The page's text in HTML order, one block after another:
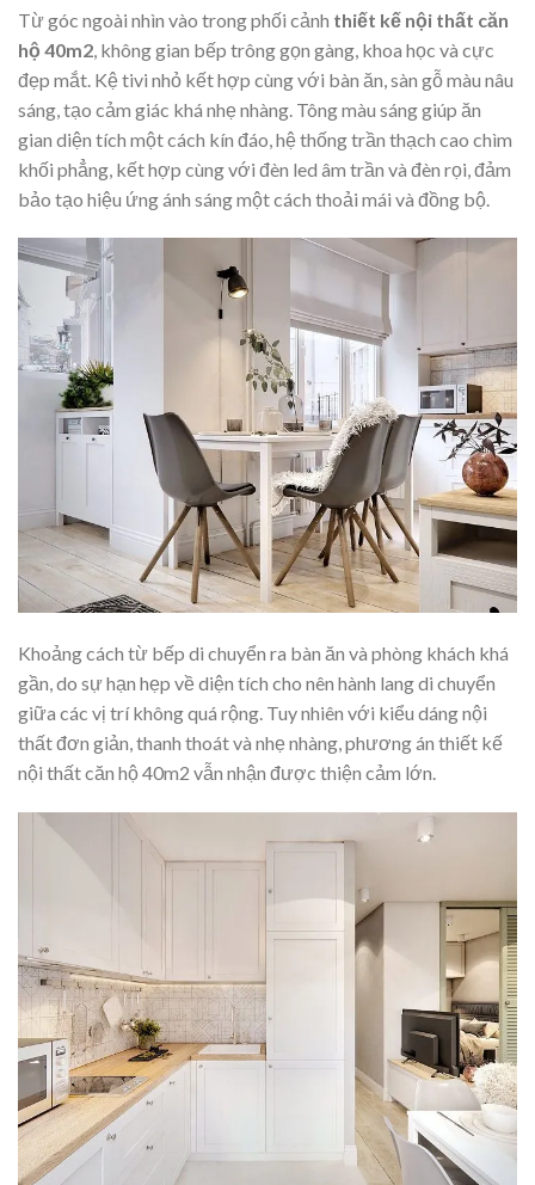
Từ góc ngoài nhìn vào trong phối cảnh thiết kế nội thất căn
hộ 40m2 , không gian bếp trông gọn gàng, khoa học và cực
đẹp mắt. Kệ tivi nhỏ kết hợp cùng với bàn ăn, sàn gỗ màu nâu
sáng, tạo cảm giác khá nhẹ nhàng. Tông màu sáng giúp ăn
gian diện tích một cách kín đáo, hệ thống trần thạch cao chìm
khối phẳng, kết hợp cùng với đèn led âm trần và đèn rọi, đảm
bảo tạo hiệu ứng ánh sáng một cách thoải mái và đồng bộ.
Khoảng cách từ bếp di chuyển ra bàn ăn và phòng khách khá
gần, do sự hạn hẹp về diện tích cho nên hành lang di chuyển
giữa các vị trí không quá rộng. Tuy nhiên với kiểu dáng nội
thất đơn giản, thanh thoát và nhẹ nhàng, phương án thiết kế
nội thất căn hộ 40m2 vẫn nhận được thiện cảm lớn.